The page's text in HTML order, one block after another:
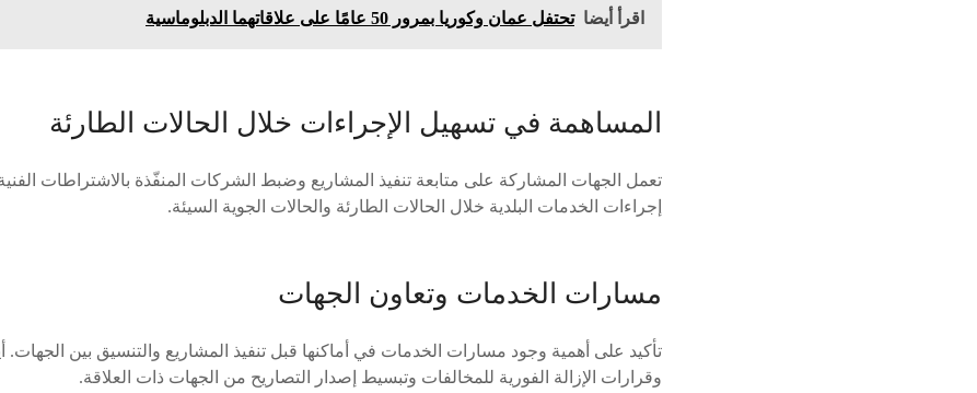
اقرأ أيضا تحتفل عمان وكوريا بمرور 50 عامًا على علاقاتهما الدبلوماسية
المساهمة في تسهيل الإجراءات خلال الحالات الطارئة
تعمل الجهات المشاركة على متابعة تنفيذ المشاريع وضبط الشركات المنفّذة بالاشتراطات
إجراءات الخدمات البلدية خلال الحالات الطارئة والحالات الجوية السيئة.
مسارات الخدمات وتعاون الجهات
تأكيد على أهمية وجود مسارات الخدمات في أماكنها قبل تنفيذ المشاريع والتنسيق بين الجهات.
وقرارات الإزالة الفورية للمخالفات وتبسيط إصدار التصاريح من الجهات ذات العلاقة.